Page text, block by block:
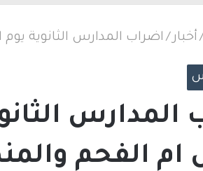
أخبار / اضراب المدارس الثانوية
المدارس
الفحم